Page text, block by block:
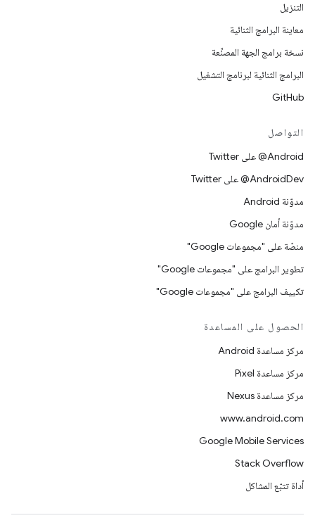
التنزيل
معاينة البرامج الثنائية
نسخة برامج الجهة المصنِّعة
البرامج الثنائية لبرنامج التشغيل
GitHub
التواصل
‎@Android على Twitter
‎@AndroidDev على Twitter
مدوّنة Android
مدوّنة أمان Google
منصّة على "مجموعات Google"
تطوير البرامج على "مجموعات Google"
تكييف البرامج على "مجموعات Google"
الحصول على المساعدة
مركز مساعدة Android
مركز مساعدة Pixel
مركز مساعدة Nexus
www.android.com
Google Mobile Services
Stack Overflow
أداة تتبّع المشاكل